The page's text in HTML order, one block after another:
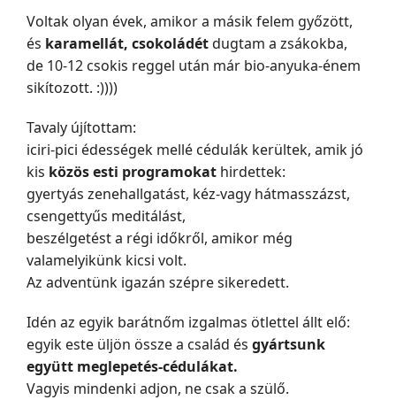
Voltak olyan évek, amikor a másik felem győzött,
és karamellát, csokoládétdugtam a zsákokba,
de 10-12 csokis reggel után már bio-anyuka-énem
sikítozott. :))))
Tavaly újítottam:
iciri-pici édességek mellé cédulák kerültek, amik jó
kis közös esti programokat hirdettek:
gyertyás zenehallgatást, kéz-vagy hátmasszázst,
csengettyűs meditálást,
beszélgetést a régi időkről, amikor még
valamelyikünk kicsi volt.
Az adventünk igazán szépre sikeredett.
Idén az egyik barátnőm izgalmas ötlettel állt elő:
egyik este üljön össze a család és gyártsunk
együtt meglepetés-cédulákat.
Vagyis mindenki adjon, ne csak a szülő.